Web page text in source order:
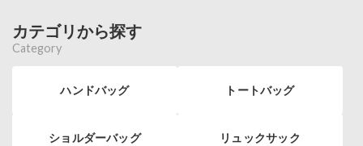
カテゴリから探す
Category
ハンドバッグ トートバッグ
ショルダーバッグ リュックサック